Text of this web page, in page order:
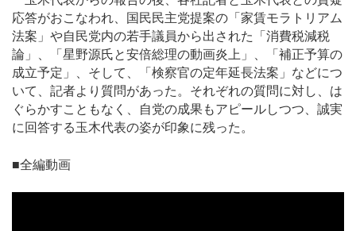
応答がおこなわれ、国民民主党提案の「家賃モラトリアム
法案」や自民党内の若手議員から出された「消費税減税
論」、「星野源氏と安倍総理の動画炎上」、「補正予算の
成立予定」、そして、「検察官の定年延長法案」などにつ
いて、記者より質問があった。それぞれの質問に対し、は
ぐらかすこともなく、自党の成果もアピールしつつ、誠実
に回答する玉木代表の姿が印象に残った。
■全編動画